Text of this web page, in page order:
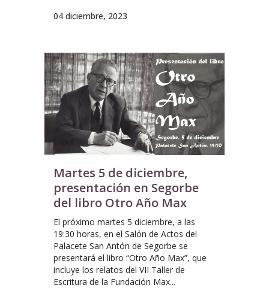
04 diciembre, 2023
Martes 5 de diciembre,
presentación en Segorbe
del libro Otro Año Max
El próximo martes 5 diciembre, a las
19:30 horas, en el Salón de Actos del
Palacete San Antón de Segorbe se
presentará el libro “Otro Año Max”, que
incluye los relatos del VII Taller de
Escritura de la Fundación Max...